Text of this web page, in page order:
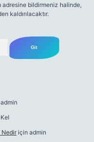
adresine bildirmeniz halinde,
kaldırılacaktır.
admin
Kel
Nedir için admin